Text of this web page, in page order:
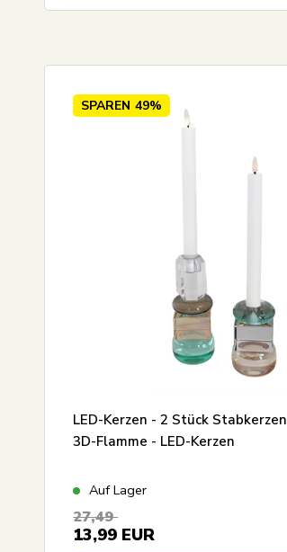
Neueste
SPAREN 49%
LED-Kerzen - 2 Stück
3D-Flamme - LED-Kerzen
Auf Lager
27,49
13,99 EUR